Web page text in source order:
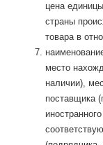
цена
страны
товара в
место
наличии),
поставщика